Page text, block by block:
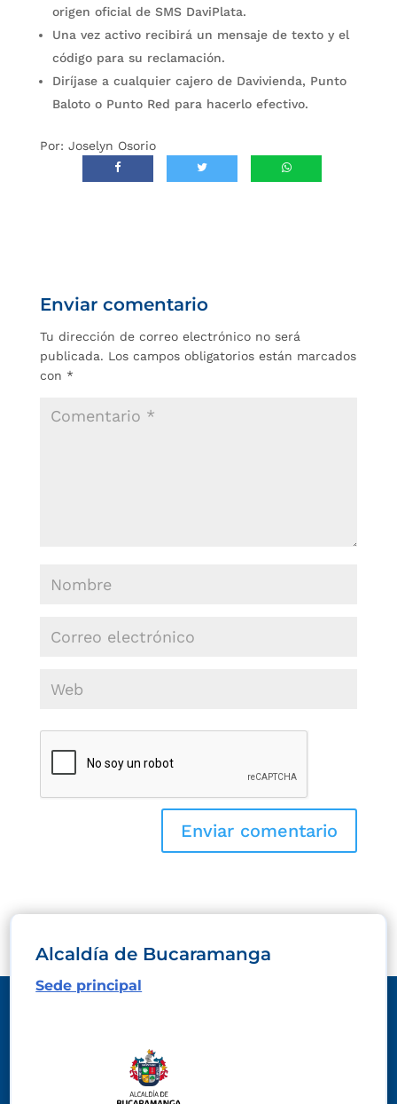
origen oficial de SMS DaviPlata.
Una vez activo recibirá un mensaje de texto y el
código para su reclamación.
Diríjase a cualquier cajero de Davivienda, Punto
Baloto o Punto Red para hacerlo efectivo.
Por: Joselyn Osorio
Enviar comentario
Tu dirección de correo electrónico no será
publicada. Los campos obligatorios están marcados
con *
Alcaldía de Bucaramanga
Sede principal